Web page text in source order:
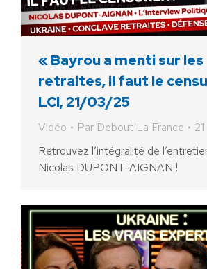
« Bayrou a menti sur les
retraites, il faut le
LCI, 21/03/25
Vidéo Par Debout La France
Retrouvez l’intégralité de
Nicolas DUPONT-AIGNAN !